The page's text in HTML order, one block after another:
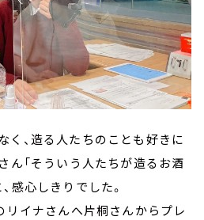
く、造る人たちのことも好きに
ん「そういう人たちが造るお酒
感心しきりでした。
のリイナさんへ片桐さんからプレ